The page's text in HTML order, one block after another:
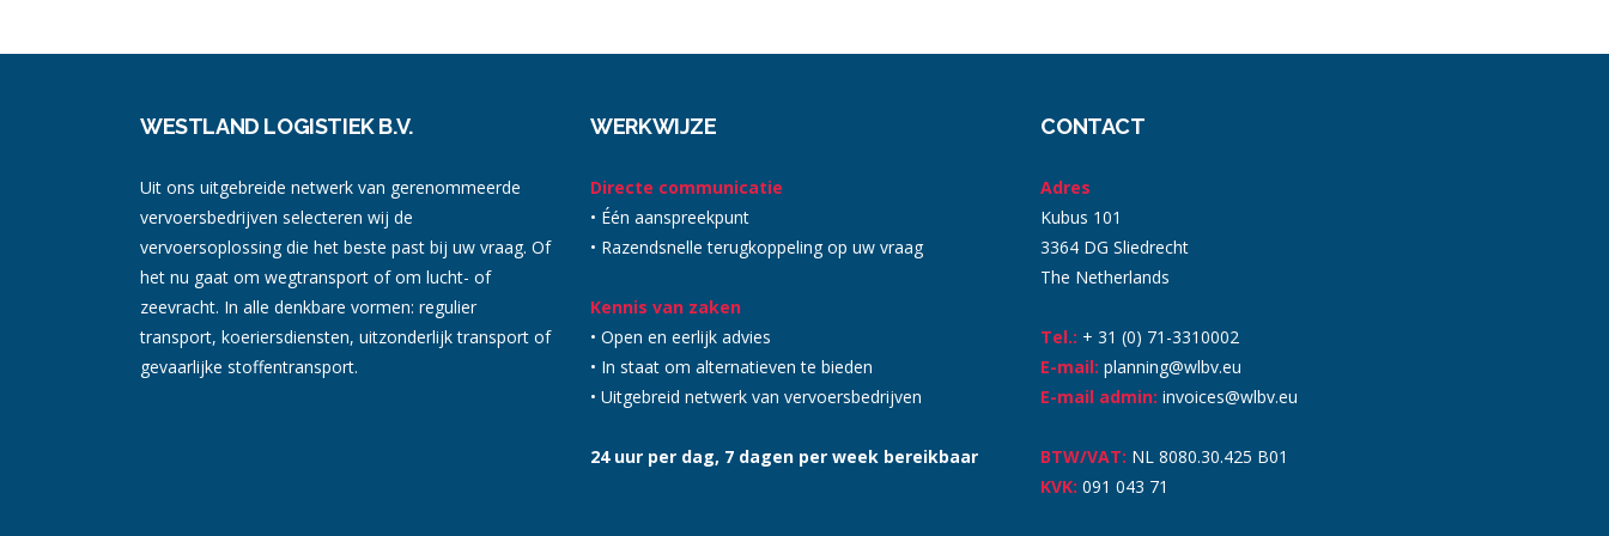
WESTLAND LOGISTIEK B.V.
Uit ons uitgebreide netwerk van gerenommeerde
vervoersbedrijven selecteren wij de
vervoersoplossing die het beste past bij uw vraag. Of
het nu gaat om wegtransport of om lucht- of
zeevracht. In alle denkbare vormen: regulier
transport, koeriersdiensten, uitzonderlijk transport of
gevaarlijke stoffentransport.
WERKWIJZE
Directe communicatie
• Één aanspreekpunt
• Razendsnelle terugkoppeling op uw vraag
Kennis van zaken
• Open en eerlijk advies
• In staat om alternatieven te bieden
• Uitgebreid netwerk van vervoersbedrijven
24 uur per dag, 7 dagen per week bereikbaar
CONTACT
Adres
Kubus 101
3364 DG Sliedrecht
The Netherlands
Tel.: + 31 (0) 71-3310002
E-mail: planning@wlbv.eu
E-mail admin: invoices@wlbv.eu
BTW/VAT: NL 8080.30.425 B01
KVK: 091 043 71